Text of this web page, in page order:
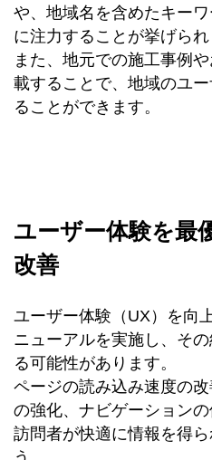
や、地域名を含めたキー
に注力することが挙げられ
また、地元での施工事例
載することで、地域のユ
ることができます。
ユーザー体験を最
改善
ユーザー体験（UX）を向
ニューアルを実施し、そ
る可能性があります。
ページの読み込み速度の
の強化、ナビゲーションの
訪問者が快適に情報を得